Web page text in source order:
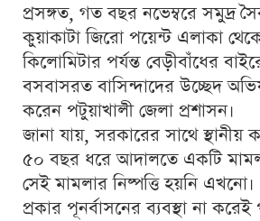
প্রসঙ্গত, গত বছর নভেম্বরে সমুদ্র
কুয়াকাটা জিরো পয়েন্ট এলাকা
কিলোমিটার পর্যন্ত বেড়ীবাঁধের
বসবাসরত বাসিন্দাদের উচ্ছেদ
করেন পটুয়াখালী জেলা প্রশাসন।
জানা যায়, সরকারের সাথে
৫০ বছর ধরে আদালতে একটি
সেই মামলার নিষ্পত্তি হয়নি
প্রকার পূনর্বাসনের ব্যবস্থা না